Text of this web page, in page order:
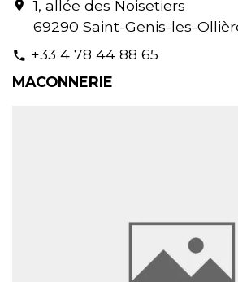
location_on
1, allée des Noisetiers
69290 Saint-Genis-les-
phone +33 4 78 44 88 65
MACONNERIE